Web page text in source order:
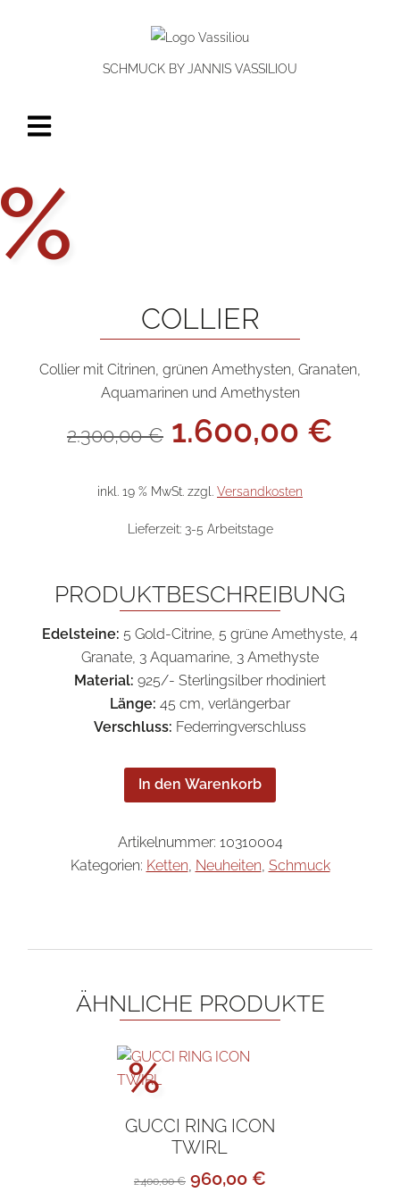
SCHMUCK BY JANNIS VASSILIOU
COLLIER
Collier mit Citrinen, grünen Amethysten, Granaten,
Aquamarinen und Amethysten
2.300,00€ Ursprünglicher
Preis
war:
2.300,00 €
1.600,00 €
inkl. 19 % MwSt. zzgl. Versandkosten
Lieferzeit: 3-5 Arbeitstage
PRODUKTBESCHREIBUNG
Edelsteine: 5 Gold-Citrine, 5 grüne Amethyste, 4
Granate, 3 Aquamarine, 3 Amethyste
Material: 925/- Sterlingsilber rhodiniert
Länge: 45 cm, verlängerbar
Verschluss: Federringverschluss
In den Warenkorb
Artikelnummer: 10310004
Kategorien: Ketten, Neuheiten, Schmuck
ÄHNLICHE PRODUKTE
Aktionspreis!
%
GUCCI RING ICON
TWIRL
2.400,00€ Ursprünglicher
960,00 €Aktueller